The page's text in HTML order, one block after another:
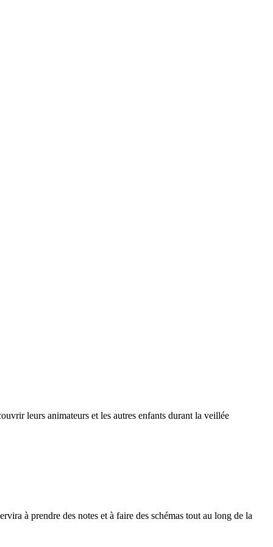
leurs animateurs et les autres enfants durant la veillée
à prendre des notes et à faire des schémas tout au long de la